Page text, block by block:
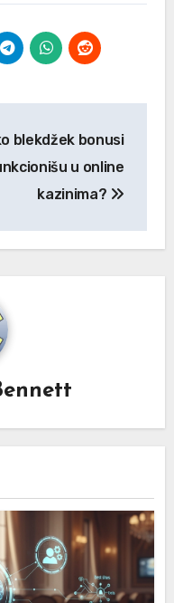
blekdžek bonusi
u online
kazinima?